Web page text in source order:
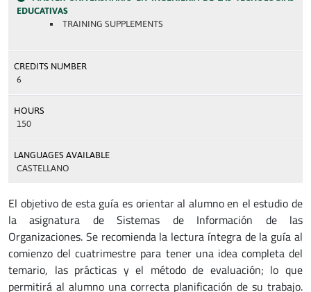
EDUCATIVAS
TRAINING SUPPLEMENTS
CREDITS NUMBER
6
HOURS
150
LANGUAGES AVAILABLE
CASTELLANO
El objetivo de esta guía es orientar al alumno en el estudio de
la asignatura de Sistemas de Información de las
Organizaciones. Se recomienda la lectura íntegra de la guía al
comienzo del cuatrimestre para tener una idea completa del
temario, las prácticas y el método de evaluación; lo que
permitirá al alumno una correcta planificación de su trabajo.